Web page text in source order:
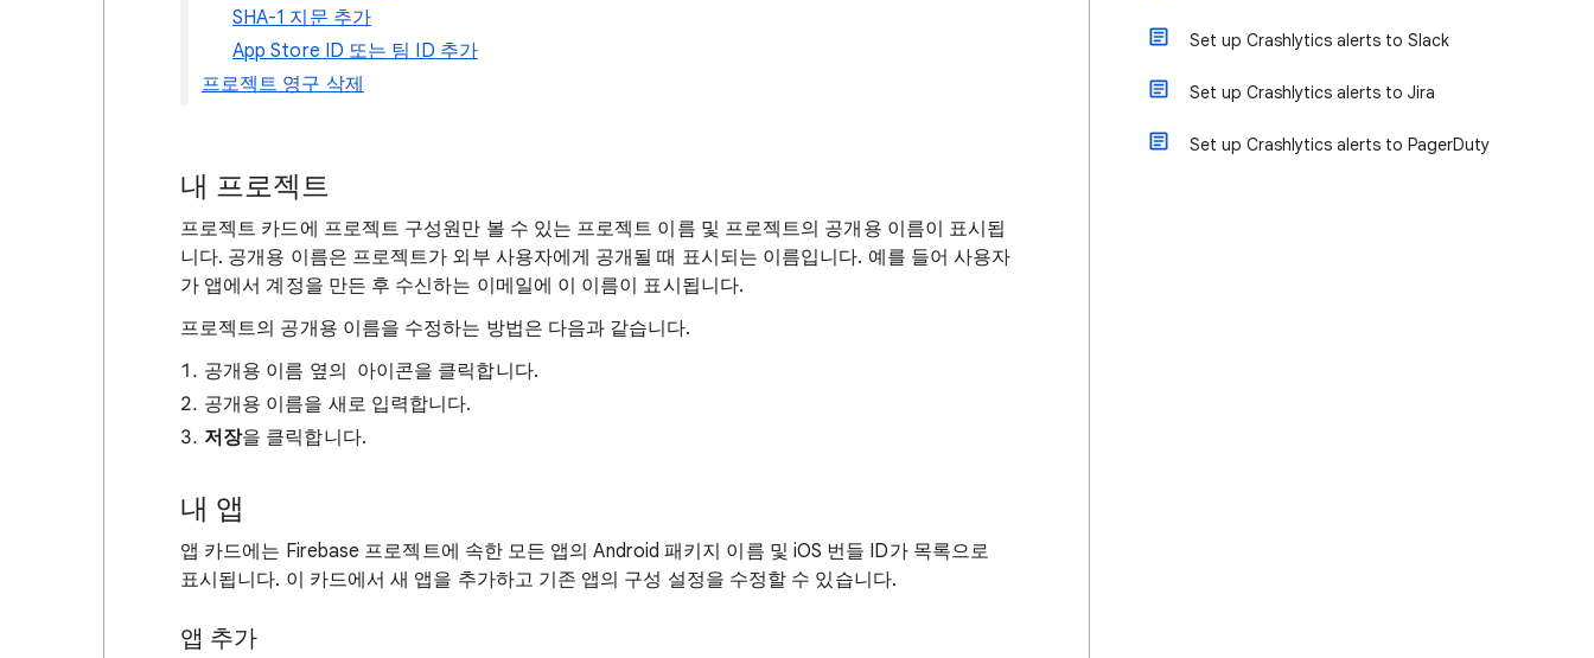
SHA-1 지문 추가
App Store ID 또는 팀 ID 추가
프로젝트 영구 삭제
내 프로젝트
프로젝트 카드에 프로젝트 구성원만 볼 수 있는 프로젝트 이름 및 프로젝트의 공개용 이름이 표시됩
니다. 공개용 이름은 프로젝트가 외부 사용자에게 공개될 때 표시되는 이름입니다. 예를 들어 사용자
가 앱에서 계정을 만든 후 수신하는 이메일에 이 이름이 표시됩니다.
프로젝트의 공개용 이름을 수정하는 방법은 다음과 같습니다.
공개용 이름 옆의
아이콘을 클릭합니다.
공개용 이름을 새로 입력합니다.
저장을 클릭합니다.
내 앱
앱 카드에는 Firebase 프로젝트에 속한 모든 앱의 Android 패키지 이름 및 iOS 번들 ID가 목록으로
표시됩니다. 이 카드에서 새 앱을 추가하고 기존 앱의 구성 설정을 수정할 수 있습니다.
앱 추가
Set up Crashlytics alerts to Slack
Set up Crashlytics alerts to Jira
Set up Crashlytics alerts to PagerDuty